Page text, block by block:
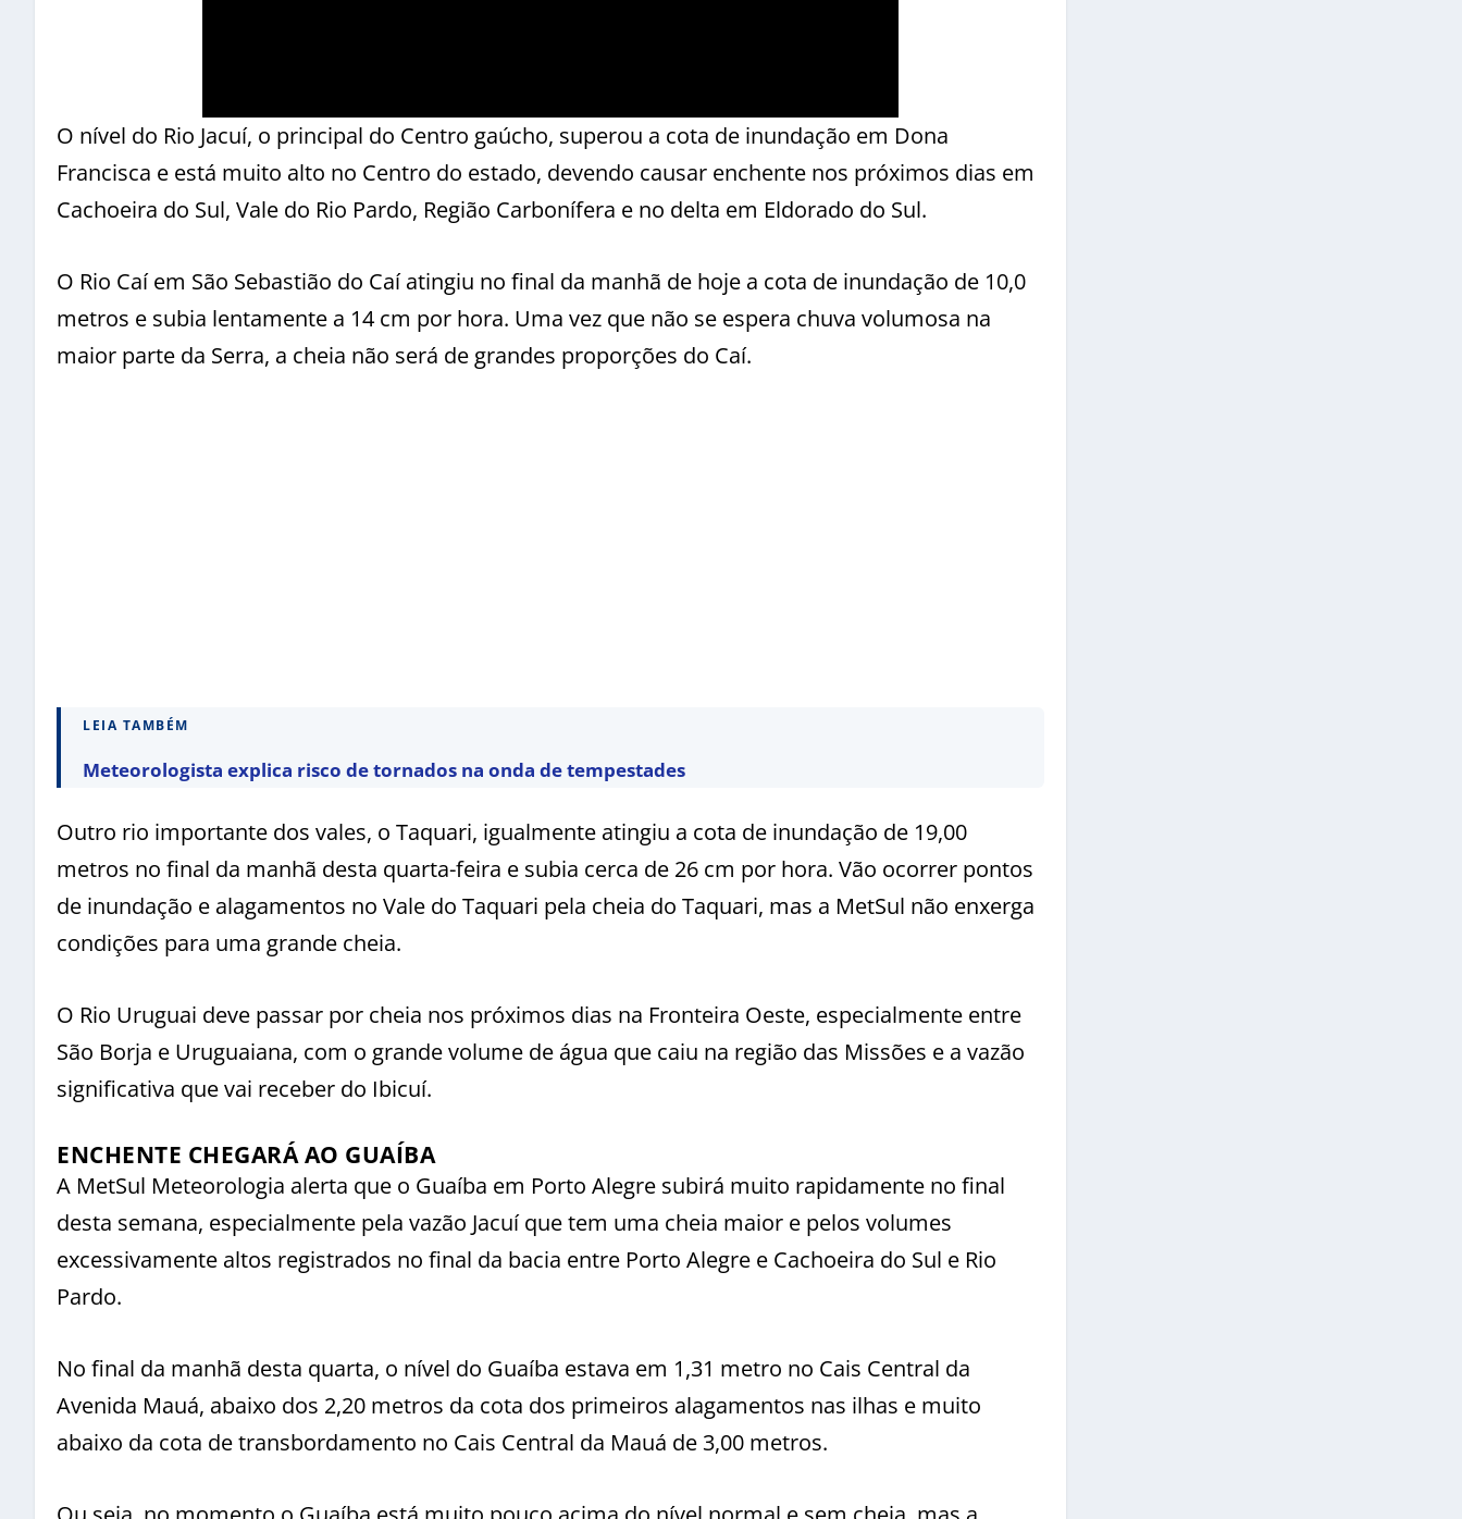
O nível do Rio Jacuí, o principal do Centro gaúcho, superou a cota de inundação em Dona
Francisca e está muito alto no Centro do estado, devendo causar enchente nos próximos dias em
Cachoeira do Sul, Vale do Rio Pardo, Região Carbonífera e no delta em Eldorado do Sul.
O Rio Caí em São Sebastião do Caí atingiu no final da manhã de hoje a cota de inundação de 10,0
metros e subia lentamente a 14 cm por hora. Uma vez que não se espera chuva volumosa na
maior parte da Serra, a cheia não será de grandes proporções do Caí.
LEIA TAMBÉM
Meteorologista explica risco de tornados na onda de tempestades
Outro rio importante dos vales, o Taquari, igualmente atingiu a cota de inundação de 19,00
metros no final da manhã desta quarta-feira e subia cerca de 26 cm por hora. Vão ocorrer pontos
de inundação e alagamentos no Vale do Taquari pela cheia do Taquari, mas a MetSul não enxerga
condições para uma grande cheia.
O Rio Uruguai deve passar por cheia nos próximos dias na Fronteira Oeste, especialmente entre
São Borja e Uruguaiana, com o grande volume de água que caiu na região das Missões e a vazão
significativa que vai receber do Ibicuí.
ENCHENTE CHEGARÁ AO GUAÍBA
A MetSul Meteorologia alerta que o Guaíba em Porto Alegre subirá muito rapidamente no final
desta semana, especialmente pela vazão Jacuí que tem uma cheia maior e pelos volumes
excessivamente altos registrados no final da bacia entre Porto Alegre e Cachoeira do Sul e Rio
Pardo.
No final da manhã desta quarta, o nível do Guaíba estava em 1,31 metro no Cais Central da
Avenida Mauá, abaixo dos 2,20 metros da cota dos primeiros alagamentos nas ilhas e muito
abaixo da cota de transbordamento no Cais Central da Mauá de 3,00 metros.